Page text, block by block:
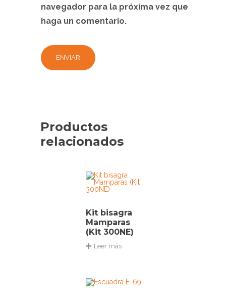
navegador para la próxima vez que
haga un comentario.
Productos
relacionados
Kit bisagra
Mamparas
(Kit 300NE)
Leer más